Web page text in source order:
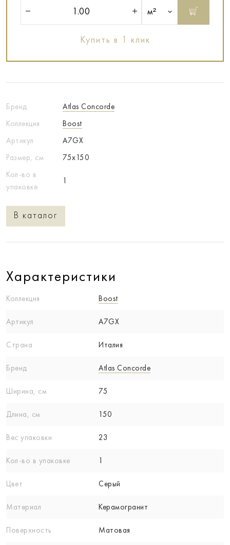
Бренд
Atlas Concorde
Коллекция
Boost
Артикул
A7GX
Размер, см
75x150
Кол-во в
упаковке
1
В каталог
м²
Купить в 1 клик
Характеристики
Коллекция Boost
Артикул A7GX
Страна Италия
Бренд Atlas Concorde
Ширина, см 75
Длина, см 150
Вес упаковки 23
Кол-вo в упаковке 1
Цвет Серый
Материал Керамогранит
Поверхность Матовая